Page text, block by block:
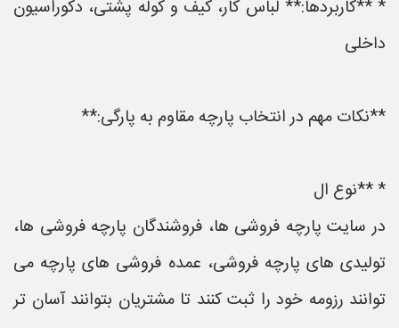
* **کاربردها:** لباس کار، کیف و کوله پشتی، دکوراسیون
داخلی
**نکات مهم در انتخاب پارچه مقاوم به پارگی:**
* **نوع ال
در سایت پارچه فروشی ها، فروشندگان پارچه فروشی ها،
تولیدی های پارچه فروشی، عمده فروشی های پارچه می
توانند رزومه خود را ثبت کنند تا مشتریان بتوانند آسان تر